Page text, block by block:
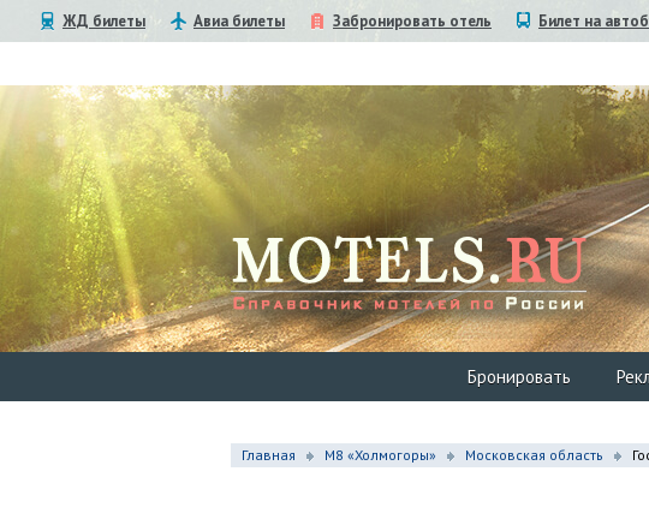
ЖД билеты Авиа билеты Забронировать отель Билет на
Бронировать
Главная М8 «Холмогоры» Московская область